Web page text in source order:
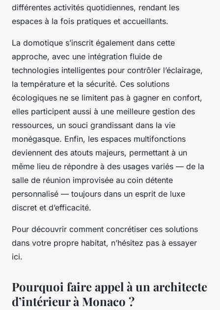
différentes activités quotidiennes, rendant les
espaces à la fois pratiques et accueillants.
La domotique s’inscrit également dans cette
approche, avec une intégration fluide de
technologies intelligentes pour contrôler l’éclairage,
la température et la sécurité. Ces solutions
écologiques ne se limitent pas à gagner en confort,
elles participent aussi à une meilleure gestion des
ressources, un souci grandissant dans la vie
monégasque. Enfin, les espaces multifonctions
deviennent des atouts majeurs, permettant à un
même lieu de répondre à des usages variés — de la
salle de réunion improvisée au coin détente
personnalisé — toujours dans un esprit de luxe
discret et d’efficacité.
Pour découvrir comment concrétiser ces solutions
dans votre propre habitat, n’hésitez pas à essayer
ici.
Pourquoi faire appel à un architecte
d’intérieur à Monaco ?